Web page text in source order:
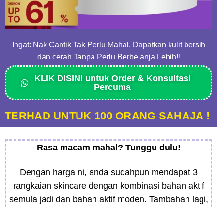
Ingat: Nak Cantik Tak Perlu Mahal, Dapatkan kulit bersih
dan cerah Tanpa Perlu Berbelanja Lebih‼
KLIK DISINI untuk Order & Konsultasi
Percuma
TERHAD UNTUK 100 ORANG SAHAJA !
Rasa macam mahal? Tunggu dulu!
Dengan harga ni, anda sudahpun mendapat 3
rangkaian skincare dengan kombinasi bahan aktif
semula jadi dan bahan aktif moden. Tambahan lagi,